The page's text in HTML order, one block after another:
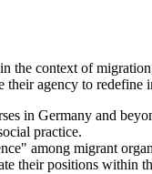
the context of
their agency to
in Germany and
practice.
among migrant
their positions within